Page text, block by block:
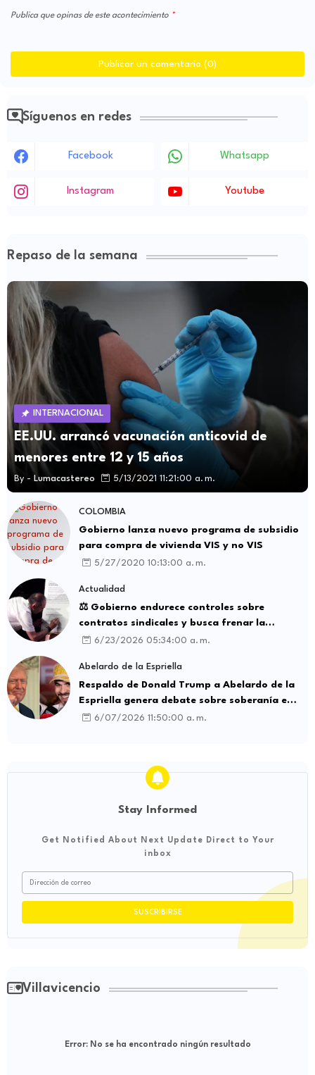
Publica que opinas de este acontecimiento
Publicar un comentario (0)
Síguenos en redes
Facebook Whatsapp
Instagram Youtube
Repaso de la semana
INTERNACIONAL
EE.UU. arrancó vacunación anticovid de
menores entre 12 y 15 años
By - Lumacastereo 5/13/2021 11:21:00 a. m.
COLOMBIA
Gobierno lanza nuevo programa de subsidio
para compra de vivienda VIS y no VIS
5/27/2020 10:13:00 a. m.
Actualidad
⚖️ Gobierno endurece controles sobre
contratos sindicales y busca frenar la
intermediación laboral ilegal
6/23/2026 05:34:00 a. m.
Abelardo de la Espriella
Respaldo de Donald Trump a Abelardo de la
Espriella genera debate sobre soberanía e
influencia internacional
6/07/2026 11:50:00 a. m.
Stay Informed
Get Notified About Next Update Direct to Your
inbox
Villavicencio
Error:No se ha encontrado ningún resultado